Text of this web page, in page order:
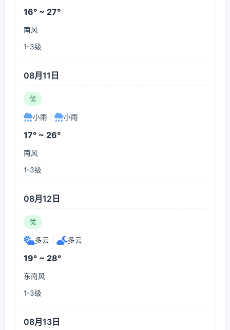
16° ~ 27°
南风
1-3级
08月11日
优
小雨 小雨
17° ~ 26°
南风
1-3级
08月12日
优
多云 多云
19° ~ 28°
东南风
1-3级
08月13日